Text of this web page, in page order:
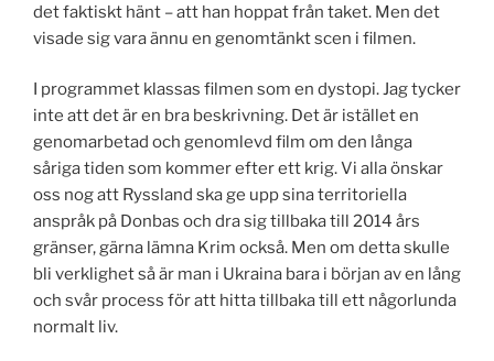
det faktiskt hänt – att han hoppat från taket. Men det
visade sig vara ännu en genomtänkt scen i filmen.
I programmet klassas filmen som en dystopi. Jag tycker
inte att det är en bra beskrivning. Det är istället en
genomarbetad och genomlevd film om den långa
såriga tiden som kommer efter ett krig. Vi alla önskar
oss nog att Ryssland ska ge upp sina territoriella
anspråk på Donbas och dra sig tillbaka till 2014 års
gränser, gärna lämna Krim också. Men om detta skulle
bli verklighet så är man i Ukraina bara i början av en lång
och svår process för att hitta tillbaka till ett någorlunda
normalt liv.